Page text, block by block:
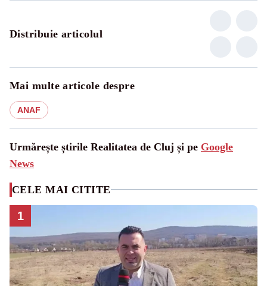
Distribuie articolul
Mai multe articole despre
ANAF
Urmărește știrile Realitatea de Cluj și pe Google
News
CELE MAI CITITE
1